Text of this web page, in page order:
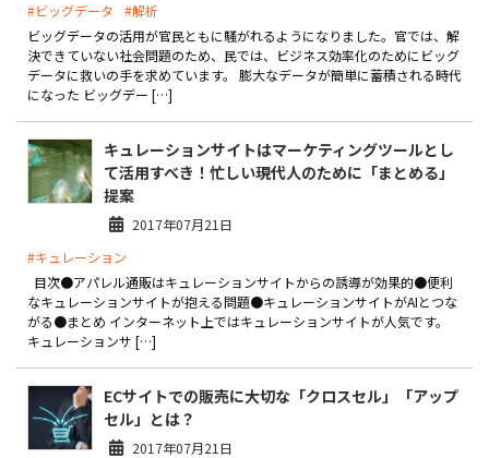
#ビッグデータ
#解析
ビッグデータの活用が官民ともに騒がれるようになりました。官では、解
決できていない社会問題のため、民では、ビジネス効率化のためにビッグ
データに救いの手を求めています。 膨大なデータが簡単に蓄積される時代
になった ビッグデー […]
キュレーションサイトはマーケティングツールとし
て活用すべき！忙しい現代人のために「まとめる」
提案
2017年07月21日
#キュレーション
目次●アパレル通販はキュレーションサイトからの誘導が効果的●便利
なキュレーションサイトが抱える問題●キュレーションサイトがAIとつな
がる●まとめ インターネット上ではキュレーションサイトが人気です。
キュレーションサ […]
ECサイトでの販売に大切な「クロスセル」「アップ
セル」とは？
2017年07月21日